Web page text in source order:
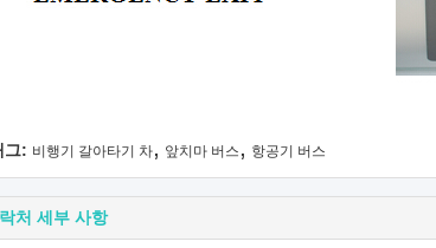
그: 비행기 갈아타기 차, 앞치마 버스 , 항공기 버스
처 세부 사항